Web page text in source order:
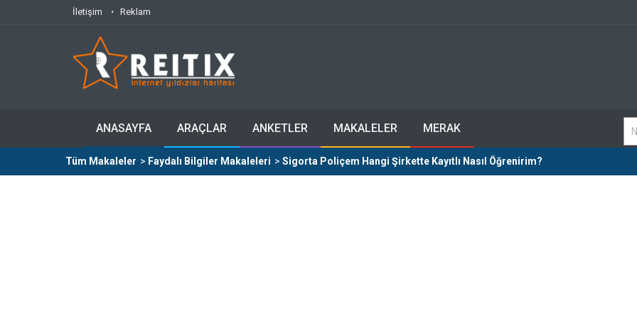
İletişim Reklam
ANASAYFA ARAÇLAR ANKETLER MAKALELER MERAK
Tüm Makaleler > Faydalı Bilgiler Makaleleri > Sigorta Poliçem Hangi Şirkette Kayıtlı Nasıl Öğrenirim?